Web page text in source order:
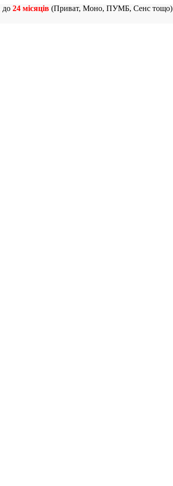
до 24 місяців(Приват, Моно, ПУМБ, Сенс тощо)